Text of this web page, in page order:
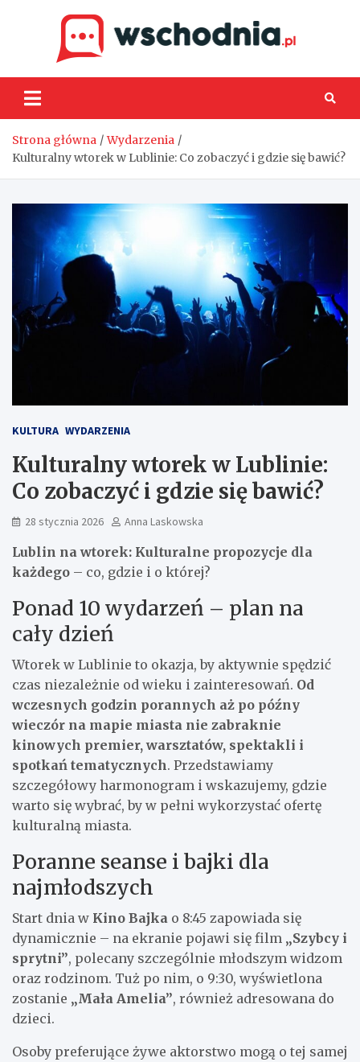
Strona główna
Wydarzenia
Kulturalny wtorek w Lublinie: Co zobaczyć i gdzie się bawić?
KULTURA WYDARZENIA
Kulturalny wtorek w Lublinie:
Co zobaczyć i gdzie się bawić?
28 stycznia 2026 Anna Laskowska
Lublin na wtorek: Kulturalne propozycje dla
każdego – co, gdzie i o której?
Ponad 10 wydarzeń – plan na
cały dzień
Wtorek w Lublinie to okazja, by aktywnie spędzić
czas niezależnie od wieku i zainteresowań. Od
wczesnych godzin porannych aż po późny
wieczór na mapie miasta nie zabraknie
kinowych premier, warsztatów, spektakli i
spotkań tematycznych. Przedstawiamy
szczegółowy harmonogram i wskazujemy, gdzie
warto się wybrać, by w pełni wykorzystać ofertę
kulturalną miasta.
Poranne seanse i bajki dla
najmłodszych
Start dnia w Kino Bajka o 8:45 zapowiada się
dynamicznie – na ekranie pojawi się film „Szybcy i
sprytni”, polecany szczególnie młodszym widzom
oraz rodzinom. Tuż po nim, o 9:30, wyświetlona
zostanie „Mała Amelia”, również adresowana do
dzieci.
Osoby preferujące żywe aktorstwo mogą o tej samej